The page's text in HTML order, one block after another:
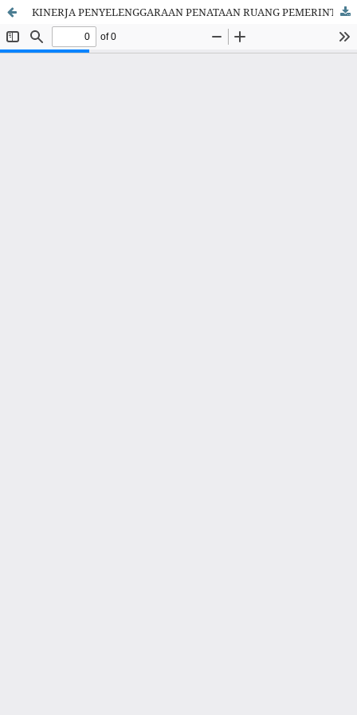
KINERJA PENYELENGGARAAN PENATAAN RUANG PEMERINTAH DAERAH KABUPATEN/KOTA DI JAWA BARAT PASCA TERBITNYA UNDANG-UNDANG CIPTA KERJA